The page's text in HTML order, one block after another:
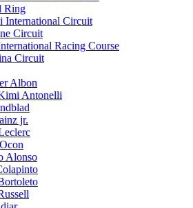
Ring
International Circuit
Circuit
Racing Course
Circuit
Albon
Antonelli
jr.
Alonso